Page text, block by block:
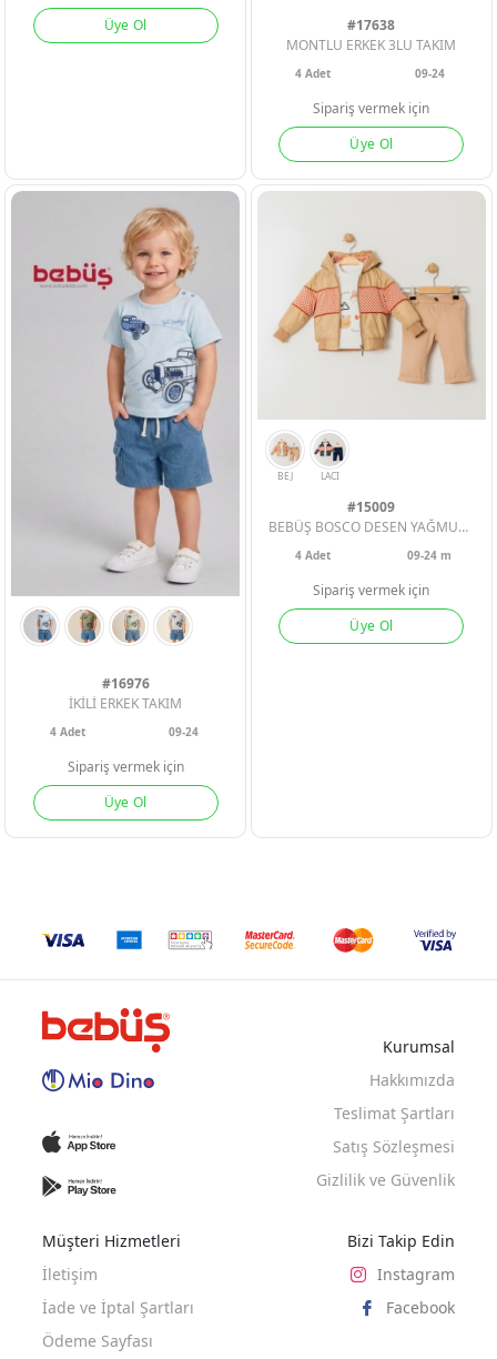
KIZ BEBEK
KIZ ÇOCUK
KIZ BEBEK
KIZ ÇOCUK
KIZ BEBEK
KIZ ÇOCUK
Üye Ol
#17638
MONTLU ERKEK 3LU TAKIM
4Adet 09-24
Sipariş vermek için
Üye Ol
#16976
İKİLİ ERKEK TAKIM
4 Adet 09-24
Sipariş vermek için
Üye Ol
#15009
BEBÜŞ BOSCO DESEN YAĞMURLUK 3LÜ ERKEK BEBE TAKIM
4Adet 09-24 m
Sipariş vermek için
Üye Ol
Kurumsal
Hakkımızda
Teslimat Şartları
Satış Sözleşmesi
Gizlilik ve Güvenlik
Müşteri Hizmetleri
İletişim
İade ve İptal Şartları
Ödeme Sayfası
Bizi Takip Edin
Instagram
Facebook